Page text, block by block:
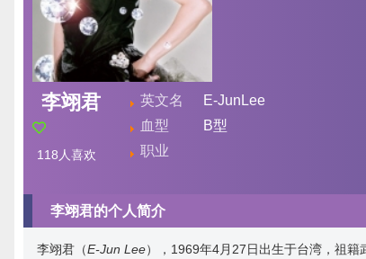
李翊君
118 人喜欢
英文名 E-JunLee
血型
B型
职业
李翊君的个人简介
李翊君（E-Jun Lee），1969年4月27日出生于台湾，祖